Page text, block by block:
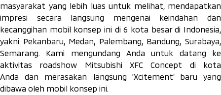
masyarakat yang lebih luas untuk melihat, mendapatkan
impresi secara langsung mengenai keindahan dan
kecanggihan mobil konsep ini di 6 kota besar di Indonesia,
yakni Pekanbaru, Medan, Palembang, Bandung, Surabaya,
Semarang. Kami mengundang Anda untuk datang ke
aktivitas roadshow Mitsubishi XFC Concept di kota
Andadan merasakan langsung 'Xcitement’ baru yang
dibawa oleh mobil konsep ini.